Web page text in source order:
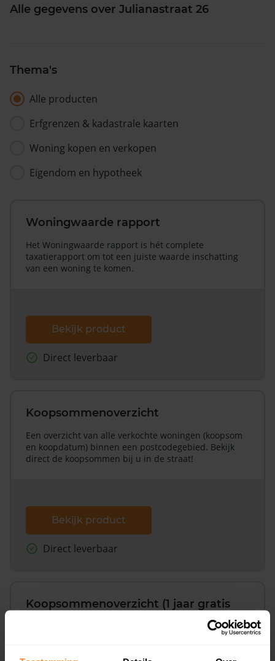
Alle gegevens over Julianastraat 26
Thema's
Alle producten
Erfgrenzen & kadastrale kaarten
Woning kopen en verkopen
Eigendom en hypotheek
Woningwaarde rapport
Het Woningwaarde rapport is hét complete
taxatierapport om tot een juiste waarde inschatting
van een woning te komen.
Bekijk product
Direct leverbaar
Koopsommenoverzicht
Een overzicht van alle verkochte woningen (koopsom
en koopdatum) binnen een postcodegebied. Bekijk
direct de koopsommen bij u in de straat!
Bekijk product
Direct leverbaar
Koopsommenoverzicht (1 jaar gratis